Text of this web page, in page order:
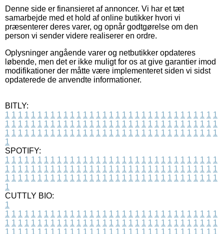
Denne side er finansieret af annoncer. Vi har et tæt
samarbejde med et hold af online butikker hvori vi
præsenterer deres varer, og opnår godtgørelse om den
person vi sender videre realiserer en ordre.
Oplysninger angående varer og netbutikker opdateres
løbende, men det er ikke muligt for os at give garantier imod
modifikationer der måtte være implementeret siden vi sidst
opdaterede de anvendte informationer.
BITLY:
1 1 1 1 1 1 1 1 1 1 1 1 1 1 1 1 1 1 1 1 1 1 1 1 1 1 1 1 1 1 1 1 1
1 1 1 1 1 1 1 1 1 1 1 1 1 1 1 1 1 1 1 1 1 1 1 1 1 1 1 1 1 1 1 1 1
1 1 1 1 1 1 1 1 1 1 1 1 1 1 1 1 1 1 1 1 1 1 1 1 1 1 1 1 1 1 1 1 1
1
SPOTIFY:
1 1 1 1 1 1 1 1 1 1 1 1 1 1 1 1 1 1 1 1 1 1 1 1 1 1 1 1 1 1 1 1 1
1 1 1 1 1 1 1 1 1 1 1 1 1 1 1 1 1 1 1 1 1 1 1 1 1 1 1 1 1 1 1 1 1
1 1 1 1 1 1 1 1 1 1 1 1 1 1 1 1 1 1 1 1 1 1 1 1 1 1 1 1 1 1 1 1 1
1
CUTTLY BIO:
1
1 1 1 1 1 1 1 1 1 1 1 1 1 1 1 1 1 1 1 1 1 1 1 1 1 1 1 1 1 1 1 1 1
1 1 1 1 1 1 1 1 1 1 1 1 1 1 1 1 1 1 1 1 1 1 1 1 1 1 1 1 1 1 1 1 1
1 1 1 1 1 1 1 1 1 1 1 1 1 1 1 1 1 1 1 1 1 1 1 1 1 1 1 1 1 1 1 1 1